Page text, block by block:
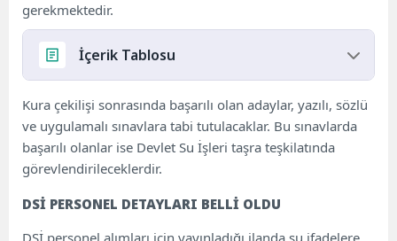
gerekmektedir.
İçerik Tablosu
DSİ PERSONEL DETAYLARI BELLİ OLDU
DSİ PERSONEL BAŞVURU ŞARTLARI NELERDİR?
Kura çekilişi sonrasında başarılı olan adaylar, yazılı, sözlü
ve uygulamalı sınavlara tabi tutulacaklar. Bu sınavlarda
başarılı olanlar ise Devlet Su İşleri taşra teşkilatında
görevlendirileceklerdir.
DSİ PERSONEL DETAYLARI BELLİ OLDU
DSİ personel alımları için yayınladığı ilanda şu ifadelere